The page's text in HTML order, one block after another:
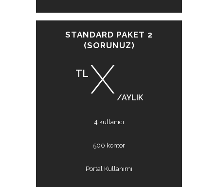
STANDARD PAKET 2
(SORUNUZ)
TL X /AYLIK
4 kullanıcı
500 kontor
Portal Kullanımı